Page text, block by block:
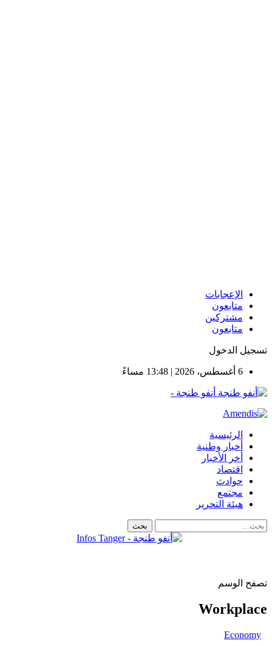
الإعجابات
متابعون
مشتركين
متابعون
تسجيل الدخول
6 أغسطس، 2026 | 13:48 مساءً
أنفو طنجة -
الرئيسية
أخبار وطنية
أخر الأخبار
اقتصاد
حوادث
مجتمع
هيئة التحرير
تصفح الوسم
Workplace
Economy